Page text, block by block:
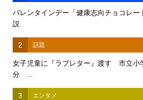
バレンタインデー「健康志向チョコレー
説
2 話題
女子児童に『ラブレター』渡す 市立小
分 ...
3 エンタメ